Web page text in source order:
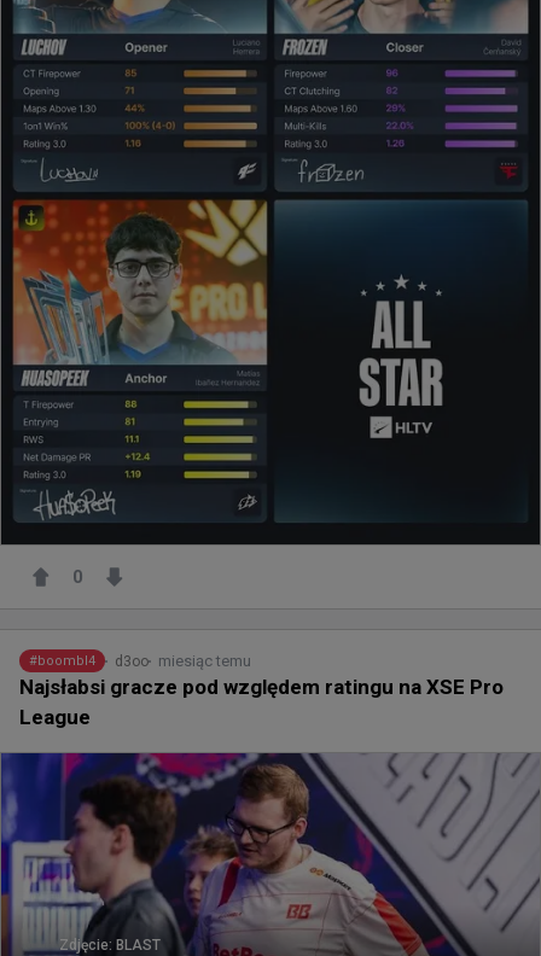
0
#boombl4 d3oo miesiąc temu
Najsłabsi gracze pod względem ratingu na XSE Pro
League
Zdjęcie: BLAST